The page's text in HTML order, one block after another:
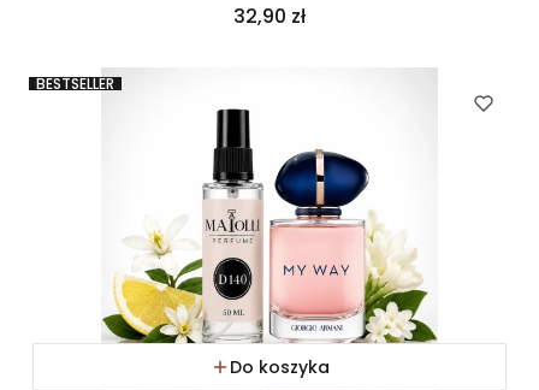
Cena
32,90 zł
BESTSELLER
Do koszyka